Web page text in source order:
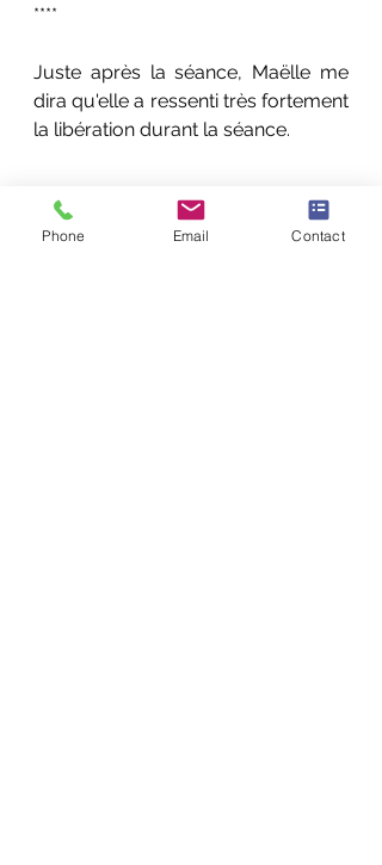
****
Juste après la séance, Maëlle me
dira qu'elle a ressenti très fortement
la libération durant la séance.
(*) Le prénom a été modifié
Phone Email Contact